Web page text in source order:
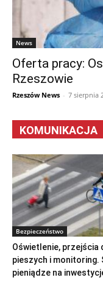
News
Oferta pracy:
Rzeszowie
Rzeszów News - 7 sierpnia
KOMUNIKACJA
Bezpieczeństwo
Oświetlenie, przejścia
pieszych i monitoring.
pieniądze na